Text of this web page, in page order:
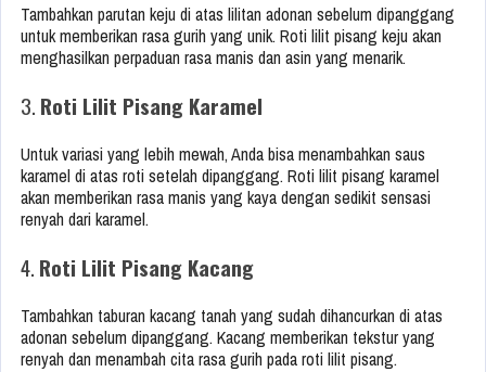
Tambahkan parutan keju di atas lilitan adonan sebelum dipanggang
untuk memberikan rasa gurih yang unik. Roti lilit pisang keju akan
menghasilkan perpaduan rasa manis dan asin yang menarik.
3. Roti Lilit Pisang Karamel
Untuk variasi yang lebih mewah, Anda bisa menambahkan saus
karamel di atas roti setelah dipanggang. Roti lilit pisang karamel
akan memberikan rasa manis yang kaya dengan sedikit sensasi
renyah dari karamel.
4. Roti Lilit Pisang Kacang
Tambahkan taburan kacang tanah yang sudah dihancurkan di atas
adonan sebelum dipanggang. Kacang memberikan tekstur yang
renyah dan menambah cita rasa gurih pada roti lilit pisang.